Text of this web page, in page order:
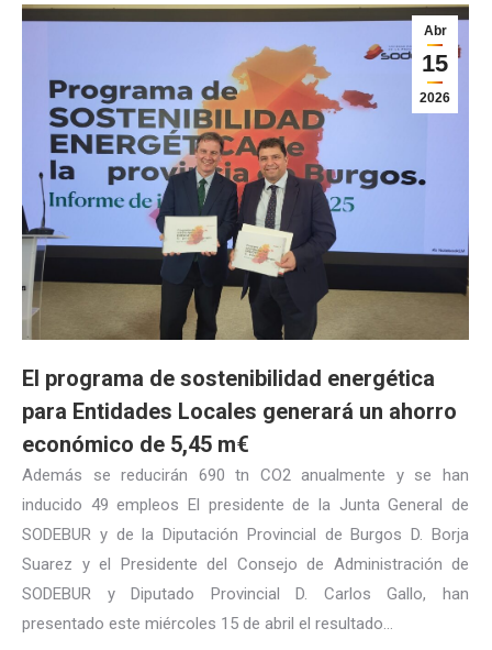
Abr
15
2026
El programa de sostenibilidad energética
para Entidades Locales generará un ahorro
económico de 5,45 m€
Además se reducirán 690 tn CO2 anualmente y se han
inducido 49 empleos El presidente de la Junta General de
SODEBUR y de la Diputación Provincial de Burgos D. Borja
Suarez y el Presidente del Consejo de Administración de
SODEBUR y Diputado Provincial D. Carlos Gallo, han
presentado este miércoles 15 de abril el resultado…